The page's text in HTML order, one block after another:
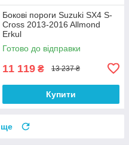
Бокові пороги Suzuki SX4 S-
Cross 2013-2016 Allmond
Erkul
Готово до відправки
11 119 ₴ 13 237 ₴
Купити
ще